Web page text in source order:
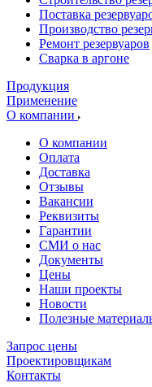
Поставка
Производство
Ремонт резервуаров
Сварка в аргоне
Продукция
Применение
О компании
О компании
Оплата
Доставка
Отзывы
Вакансии
Реквизиты
Гарантии
СМИ о нас
Документы
Цены
Наши проекты
Новости
Полезные
Запрос цены
Проектировщикам
Контакты